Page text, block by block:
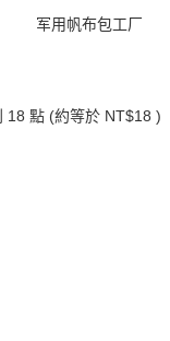
军用帆布包工厂
18 點 (約等於 NT$18 )